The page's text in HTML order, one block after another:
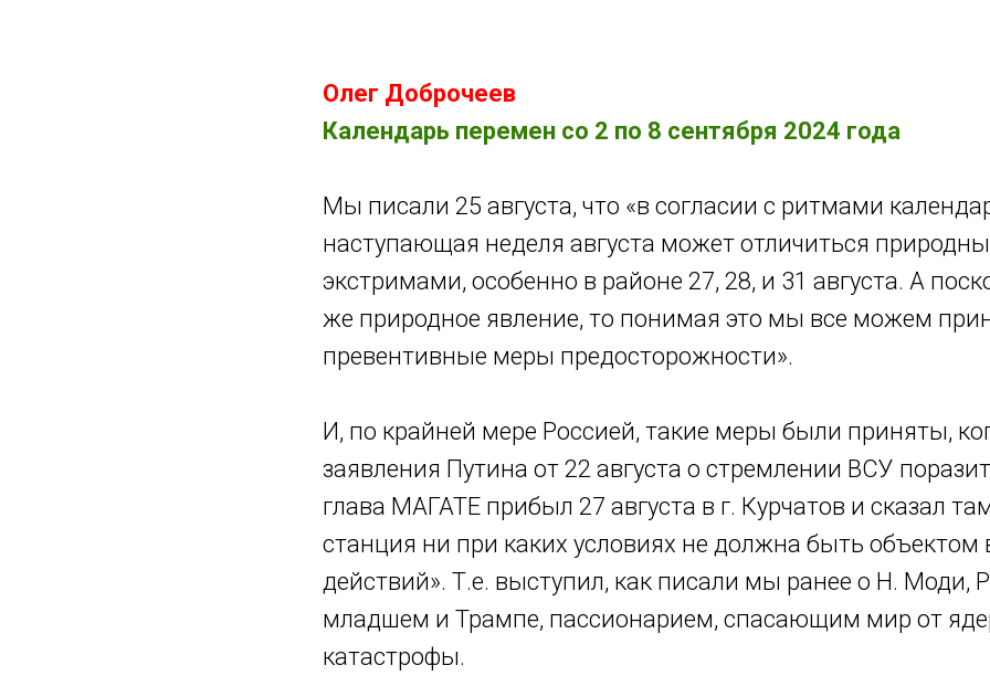
Олег Доброчеев
Календарь перемен со 2 по 8 сентября 2024 года
Мы писали 25 августа, что «в согласии с ритмами
наступающая неделя августа может отличиться
экстримами, особенно в районе 27, 28, и 31 августа. А
же природное явление, то понимая это мы все можем
превентивные меры предосторожности».
И, по крайней мере Россией, такие меры были приняты,
заявления Путина от 22 августа о стремлении ВСУ
глава МАГАТЕ прибыл 27 августа в г. Курчатов и сказал
станция ни при каких условиях не должна быть объектом
действий». Т.е. выступил, как писали мы ранее о Н. Моди,
младшем и Трампе, пассионарием, спасающим мир от
катастрофы.